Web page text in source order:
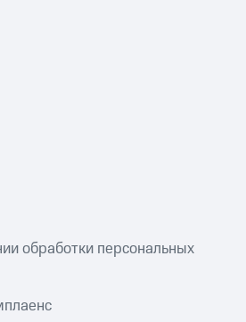
обработки персональных